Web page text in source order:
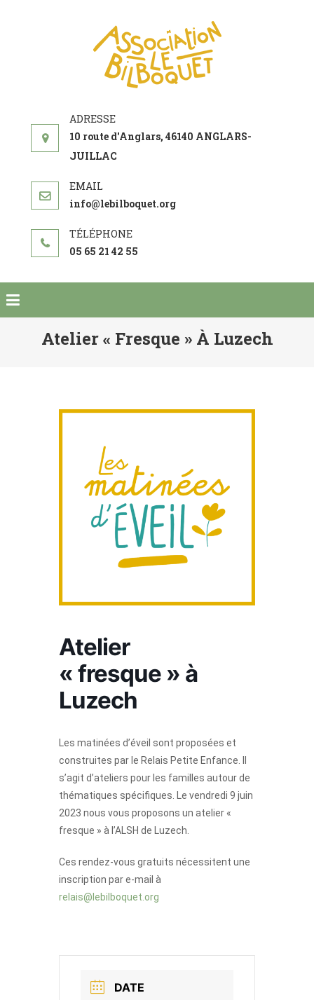
10 route d'Anglars, 46140 ANGLARS-
JUILLAC
info@lebilboquet.org
05 65 21 42 55
Atelier « Fresque » À Luzech
Atelier
« fresque » à
Luzech
Les matinées d’éveil sont proposées et
construites par le Relais Petite Enfance. Il
s’agit d’ateliers pour les familles autour de
thématiques spécifiques. Le vendredi 9 juin
2023 nous vous proposons un atelier «
fresque » à l’ALSH de Luzech.
Ces rendez-vous gratuits nécessitent une
inscription par e-mail à
relais@lebilboquet.org
DATE